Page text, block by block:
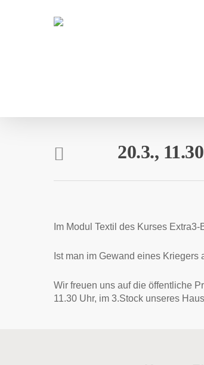
20.3.,
Im Modul Textil des Kurses
Ist man im Gewand eines
Wir freuen uns auf die öffentliche
11.30 Uhr, im 3.Stock unseres